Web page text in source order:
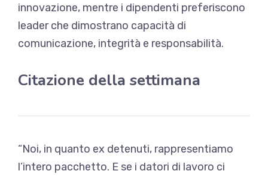
innovazione, mentre i dipendenti preferiscono
leader che dimostrano capacità di
comunicazione, integrità e responsabilità.
Citazione della settimana
“Noi, in quanto ex detenuti, rappresentiamo
l’intero pacchetto. E se i datori di lavoro ci